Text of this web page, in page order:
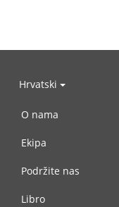
Hrvatski
O nama
Ekipa
Podržite nas
Libro